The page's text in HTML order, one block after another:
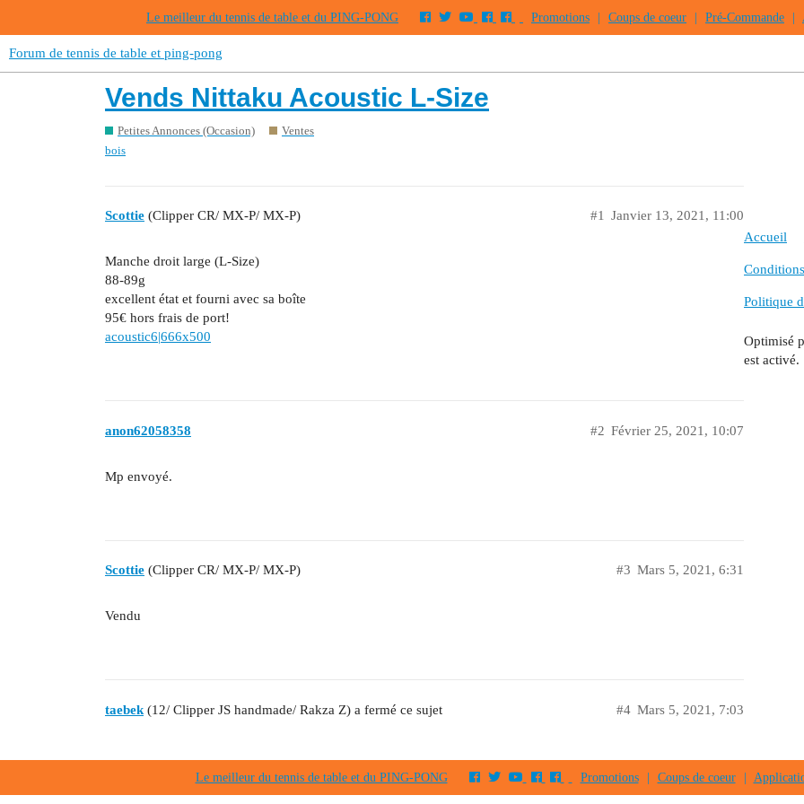
Le meilleur du tennis de table et du PING-PONG Promotions Coups de coeur Pré-Commande
Forum de tennis de table et ping-pong
Vends Nittaku Acoustic L-Size
Petites Annonces (Occasion)
Ventes
bois
Scottie (Clipper CR/ MX-P/ MX-P) Janvier 13, 2021, 11:00
#1
Manche droit large (L-Size)
88-89g
excellent état et fourni avec sa boîte
95€ hors frais de port!
acoustic6|666x500
anon62058358 Février 25, 2021, 10:07
#2
Mp envoyé.
Scottie (Clipper CR/ MX-P/ MX-P) Mars 5, 2021, 6:31
#3
Vendu
taebek (12/ Clipper JS handmade/ Rakza Z) a fermé ce sujet Mars 5, 2021, 7:03
#4
Accueil
Politique
Optimisé
est activé.
Le meilleur du tennis de table et du PING-PONG Promotions | Coups de coeur |